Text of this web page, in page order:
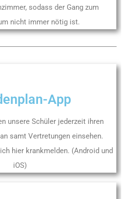
sodass der Gang zum
nicht immer nötig ist.
App
unsere Schüler jederzeit ihren
samt Vertretungen einsehen.
hier krankmelden. (Android und
iOS)